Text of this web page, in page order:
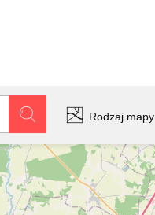
Rodzaj mapy